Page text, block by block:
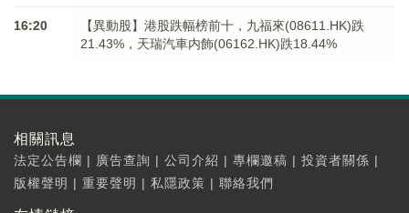
16:20
【異動股】港股跌幅榜前十，九福來(08611.HK)跌
21.43%，天瑞汽車内飾(06162.HK)跌18.44%
相關訊息
法定公告欄 | 廣告查詢 | 公司介紹 | 專欄邀稿 | 投資者關係 |
版權聲明 | 重要聲明 | 私隱政策 | 聯絡我們